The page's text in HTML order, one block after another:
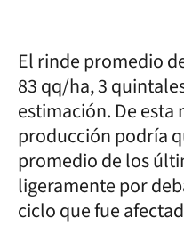
El rinde promedio
83 qq/ha, 3
estimación. De esta
producción podría
promedio de los
ligeramente por
ciclo que fue